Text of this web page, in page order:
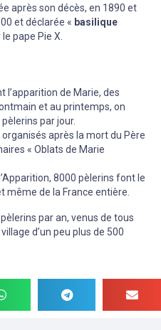
après son décès, en 1890 et
et déclarée « basilique
pape Pie X.
l’apparition de Marie, des
et au printemps, on
par jour.
après la mort du Père
« Oblats de Marie
8000 pèlerins font le
même de la France entière.
par an, venus de tous
d’un peu plus de 500